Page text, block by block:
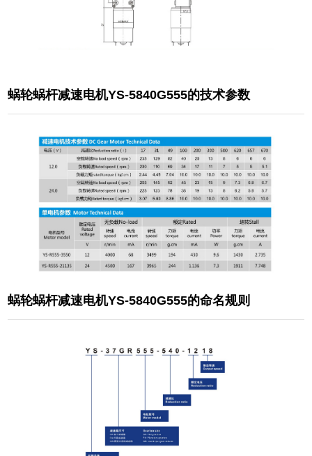
蜗轮蜗杆减速电机YS-5840G555的技术参数
蜗轮蜗杆减速电机YS-5840G555的命名规则